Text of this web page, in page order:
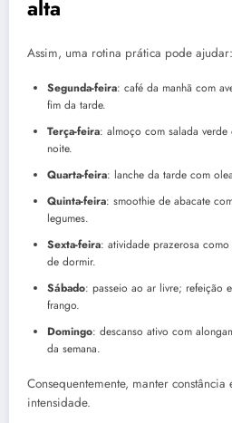
alta
Assim, uma rotina prática pode ajudar:
Segunda-feira: café da manhã com
fim da tarde.
Terça-feira: almoço com salada
noite.
Quarta-feira: lanche da tarde com
Quinta-feira: smoothie de abacate
legumes.
Sexta-feira: atividade prazerosa
de dormir.
Sábado: passeio ao ar livre; refeição
frango.
Domingo: descanso ativo com
da semana.
Consequentemente, manter
intensidade.